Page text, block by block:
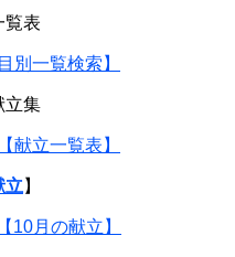
覧表
別一覧検索】
立集
【献立一覧表】
立 】
【10月の献立】